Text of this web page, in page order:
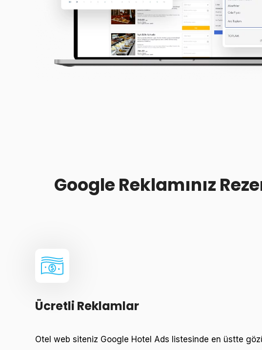
Google Reklamınız
Ücretli Reklamlar
Otel web siteniz Google Hotel Ads listesinde en üstte